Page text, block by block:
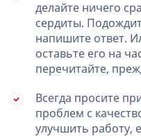
делайте ничего
сердиты.
напишите ответ.
оставьте его на
перечитайте,
Всегда просите
проблем с
улучшить работу,